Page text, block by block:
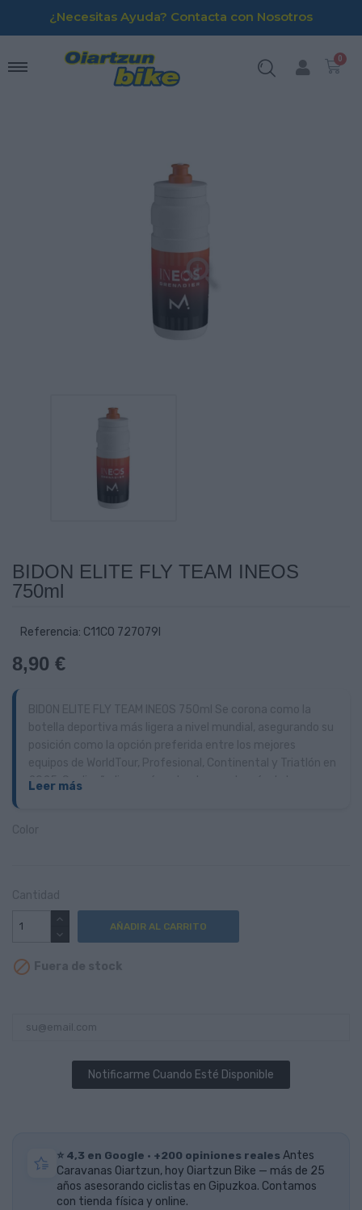
¿Necesitas Ayuda? Contacta con Nosotros

BIDON ELITE FLY TEAM INEOS
750ml
Referencia: C11CO 727079I
8,90 €
2025. Su diseño ligero récord se logra a través de la
Leer más
AÑADIR AL CARRITO

Notificarme Cuando Esté Disponible
⭐ 4,3 en Google · +200 opiniones reales Antes
Caravanas Oiartzun, hoy Oiartzun Bike — más de 25
años asesorando ciclistas en Gipuzkoa. Contamos
con tienda física y online.